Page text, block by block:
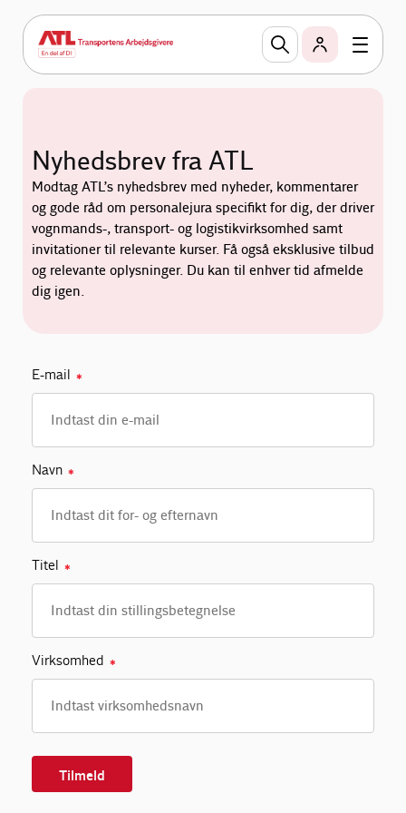
Nyhedsbrev fra ATL
Modtag ATL’s nyhedsbrev med nyheder, kommentarer
og gode råd om personalejura specifikt for dig, der driver
vognmands-, transport- og logistikvirksomhed samt
invitationer til relevante kurser. Få også eksklusive tilbud
og relevante oplysninger. Du kan til enhver tid afmelde
dig igen.
E-mail ✱
Navn ✱
Titel ✱
Virksomhed ✱
Tilmeld